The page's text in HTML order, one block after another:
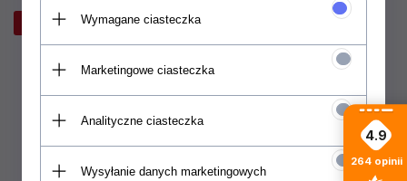
Deska sup Wattsup Jelly 9'6
Wymagane ciasteczka
Marketingowe ciasteczka
Analityczne ciasteczka
Wysyłanie danych marketingowych
4.9
264 opinii